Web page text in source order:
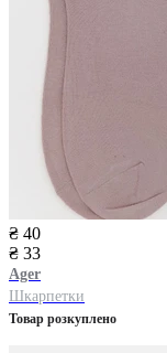
₴ 40
₴ 33
Ager
Шкарпетки
Товар розкуплено